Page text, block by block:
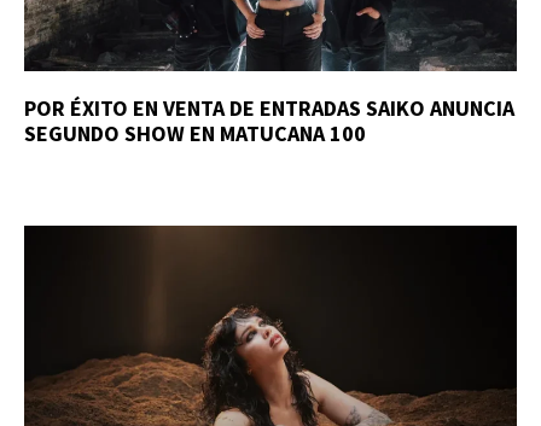
POR ÉXITO EN VENTA DE ENTRADAS SAIKO ANUNCIA
SEGUNDO SHOW EN MATUCANA 100